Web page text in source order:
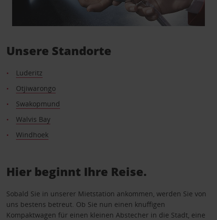
Unsere Standorte
Luderitz
Otjiwarongo
Swakopmund
Walvis Bay
Windhoek
Hier beginnt Ihre Reise.
Sobald Sie in unserer Mietstation ankommen, werden Sie von
uns bestens betreut. Ob Sie nun einen knuffigen
Kompaktwagen für einen kleinen Abstecher in die Stadt, eine